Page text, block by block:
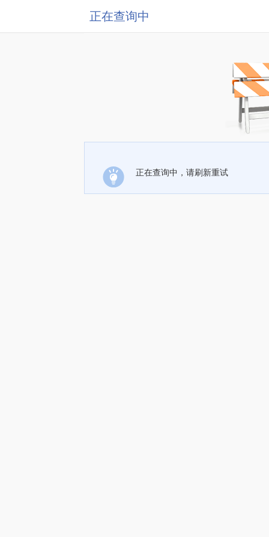
正在查询中
正在查询中，请刷新重试